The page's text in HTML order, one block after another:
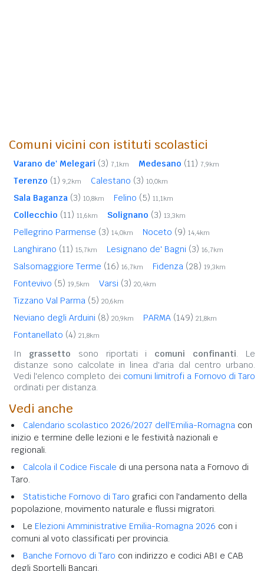
Comuni vicini con istituti scolastici
Varano de' Melegari (3) 7,1km Medesano (11) 7,9km
Terenzo (1) 9,2km Calestano (3) 10,0km
Sala Baganza (3) 10,8km Felino (5) 11,1km
Collecchio (11) 11,6km Solignano (3) 13,3km
Pellegrino Parmense (3) 14,0km Noceto (9) 14,4km
Langhirano (11) 15,7km Lesignano de' Bagni (3) 16,7km
Salsomaggiore Terme (16) 16,7km Fidenza (28) 19,3km
Fontevivo (5) 19,5km Varsi (3) 20,4km
Tizzano Val Parma (5) 20,6km
Neviano degli Arduini (8) 20,9km PARMA (149) 21,8km
Fontanellato (4) 21,8km
In grassetto sono riportati i comuni confinanti. Le
distanze sono calcolate in linea d'aria dal centro urbano.
Vedi l'elenco completo dei comuni limitrofi a Fornovo di Taro
ordinati per distanza.
Vedi anche
Calendario scolastico 2026/2027 dell'Emilia-Romagna con
inizio e termine delle lezioni e le festività nazionali e
regionali.
Calcola il Codice Fiscale di una persona nata a Fornovo di
Taro.
Statistiche Fornovo di Taro grafici con l'andamento della
popolazione, movimento naturale e flussi migratori.
Le Elezioni Amministrative Emilia-Romagna 2026 con i
comuni al voto classificati per provincia.
Banche Fornovo di Taro con indirizzo e codici ABI e CAB
degli Sportelli Bancari.